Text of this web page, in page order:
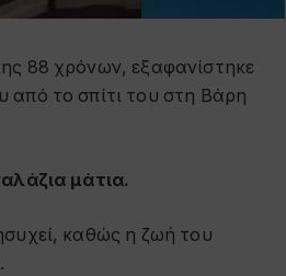
88 χρόνων, εξαφανίστηκε
από το σπίτι του στη Βάρη
μάτια.
καθώς η ζωή του